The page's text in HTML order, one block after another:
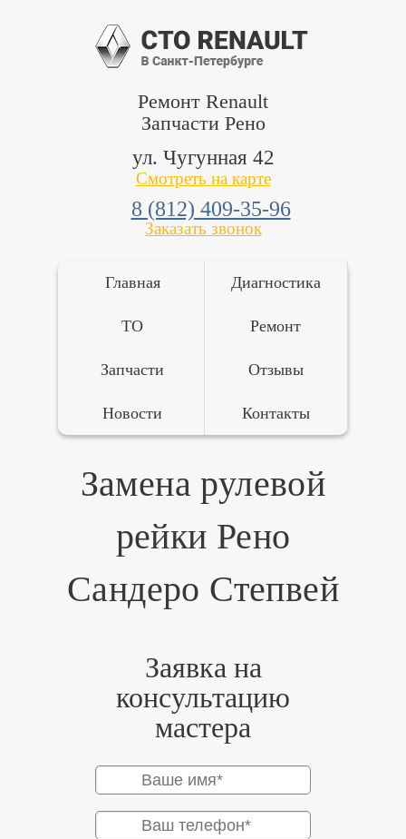
Ремонт Renault
Запчасти Рено
ул. Чугунная 42
Смотреть на карте
8 (812) 409-35-96
Заказать звонок
Главная
ТО
Диагностика
Ремонт
Запчасти Отзывы
Новости Контакты
Замена рулевой
рейки Рено
Сандеро Степвей
Заявка на
консультацию
мастера